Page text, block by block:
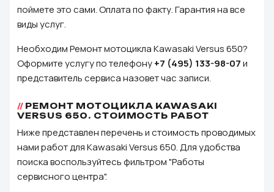
поймете это сами. Оплата по факту. Гарантия на все
виды услуг.
Необходим Ремонт мотоцикла Kawasaki Versus 650?
Оформите услугу по телефону+7 (495) 133-98-07и
представитель сервиса назовет час записи.
РЕМОНТ МОТОЦИКЛА KAWASAKI
VERSUS 650. СТОИМОСТЬ РАБОТ
Ниже представлен перечень и стоимость проводимых
нами работ для Kawasaki Versus 650. Для удобства
поиска воспользуйтесь фильтром "Работы
сервисного центра".